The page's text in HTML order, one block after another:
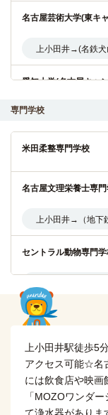
名古屋芸術大学(東キ
上小田井→(名鉄
愛知大学(名古屋キャ
上小田井→（名鉄
名古屋工業大学
名古屋造形大学
木曽橋→（市バス
上小田井→（名鉄
名古屋国際工科専門職
専門学校
米田柔整専門学校
名古屋文理栄養士専
上小田井→（地
セントラル動物専門
国際調理師専門学校
上小田井→（名鉄
国際医学技術専門学校
上小田井→（名鉄
上小田井駅徒歩5
アクセス可能☆名
には飲食店や映画
「MOZOワンダ
て浄水器がありま